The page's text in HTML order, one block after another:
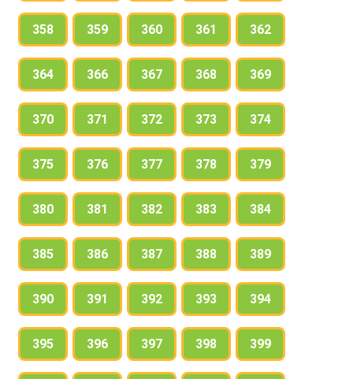
358 359 360 361 362
364 366 367 368 369
370 371 372 373 374
375 376 377 378 379
380 381 382 383 384
385 386 387 388 389
390 391 392 393 394
395 396 397 398 399